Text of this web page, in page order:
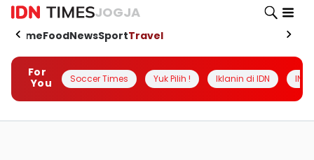
JOGJA
HomeFoodNewsSportTravel
For
You
Soccer Times Yuk Pilih ! Iklanin di IDN